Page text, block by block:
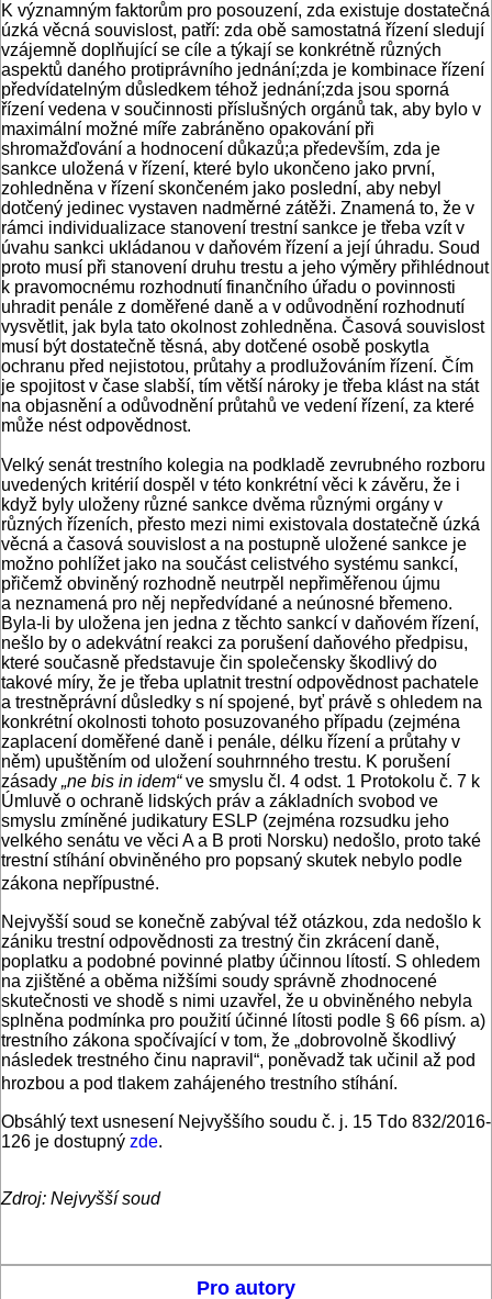
K významným faktorům pro posouzení, zda existuje dostatečná
úzká věcná souvislost, patří: zda obě samostatná řízení sledují
vzájemně doplňující se cíle a týkají se konkrétně různých
aspektů daného protiprávního jednání;zda je kombinace řízení
předvídatelným důsledkem téhož jednání;zda jsou sporná
řízení vedena v součinnosti příslušných orgánů tak, aby bylo v
maximální možné míře zabráněno opakování při
shromažďování a hodnocení důkazů;a především, zda je
sankce uložená v řízení, které bylo ukončeno jako první,
zohledněna v řízení skončeném jako poslední, aby nebyl
dotčený jedinec vystaven nadměrné zátěži. Znamená to, že v
rámci individualizace stanovení trestní sankce je třeba vzít v
úvahu sankci ukládanou v daňovém řízení a její úhradu. Soud
proto musí při stanovení druhu trestu a jeho výměry přihlédnout
k pravomocnému rozhodnutí finančního úřadu o povinnosti
uhradit penále z doměřené daně a v odůvodnění rozhodnutí
vysvětlit, jak byla tato okolnost zohledněna. Časová souvislost
musí být dostatečně těsná, aby dotčené osobě poskytla
ochranu před nejistotou, průtahy a prodlužováním řízení. Čím
je spojitost v čase slabší, tím větší nároky je třeba klást na stát
na objasnění a odůvodnění průtahů ve vedení řízení, za které
může nést odpovědnost.
Velký senát trestního kolegia na podkladě zevrubného rozboru
uvedených kritérií dospěl v této konkrétní věci k závěru, že i
když byly uloženy různé sankce dvěma různými orgány v
různých řízeních, přesto mezi nimi existovala dostatečně úzká
věcná a časová souvislost a na postupně uložené sankce je
možno pohlížet jako na součást celistvého systému sankcí,
přičemž obviněný rozhodně neutrpěl nepřiměřenou újmu
a neznamená pro něj nepředvídané a neúnosné břemeno.
Byla-li by uložena jen jedna z těchto sankcí v daňovém řízení,
nešlo by o adekvátní reakci za porušení daňového předpisu,
které současně představuje čin společensky škodlivý do
takové míry, že je třeba uplatnit trestní odpovědnost pachatele
a trestněprávní důsledky s ní spojené, byť právě s ohledem na
konkrétní okolnosti tohoto posuzovaného případu (zejména
zaplacení doměřené daně i penále, délku řízení a průtahy v
něm) upuštěním od uložení souhrnného trestu. K porušení
zásady „ne bis in idem“ve smyslu čl. 4 odst. 1 Protokolu č. 7 k
Úmluvě o ochraně lidských práv a základních svobod ve
smyslu zmíněné judikatury ESLP (zejména rozsudku jeho
velkého senátu ve věci A a B proti Norsku) nedošlo, proto také
trestní stíhání obviněného pro popsaný skutek nebylo podle
zákona nepřípustné.
Nejvyšší soud se konečně zabýval též otázkou, zda nedošlo k
zániku trestní odpovědnosti za trestný čin zkrácení daně,
poplatku a podobné povinné platby účinnou lítostí. S ohledem
na zjištěné a oběma nižšími soudy správně zhodnocené
skutečnosti ve shodě s nimi uzavřel, že u obviněného nebyla
splněna podmínka pro použití účinné lítosti podle § 66 písm. a)
trestního zákona spočívající v tom, že „dobrovolně škodlivý
následek trestného činu napravil“, poněvadž tak učinil až pod
hrozbou a pod tlakem zahájeného trestního stíhání.
Obsáhlý text usnesení Nejvyššího soudu č. j. 15 Tdo 832/2016-
126 je dostupný zde.
Zdroj: Nejvyšší soud
Pro autory